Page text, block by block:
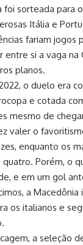
foi sorteada para
Itália e
fariam jogos
entre si a vaga na
planos.
o duelo era
e cotada
mesmo de
valer o
enquanto os
Porém, o
e em um gol
a Macedônia
os italianos e
a seleção